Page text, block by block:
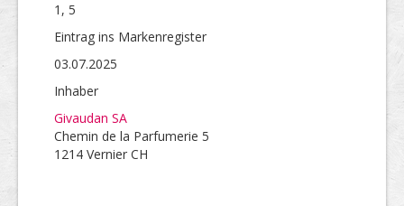
1, 5
Eintrag ins Markenregister
03.07.2025
Inhaber
Givaudan SA
Chemin de la Parfumerie 5
1214 Vernier CH